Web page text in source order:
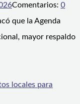
Comentarios: 0
que la Agenda
mayor respaldo